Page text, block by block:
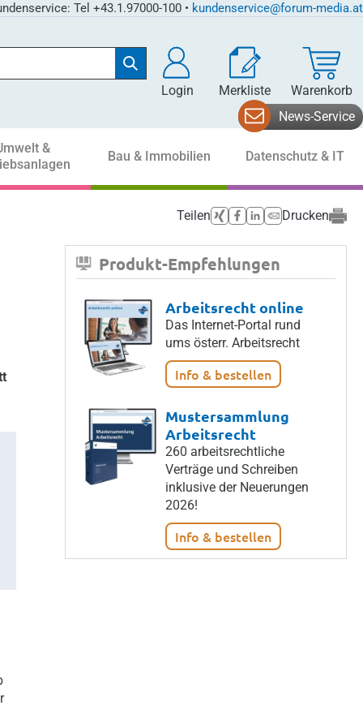
Tel +43.1.97000-100 • kundenservice@forum-media.at
Login Merkliste
Warenkorb
News-Service
&
Bau & Immobilien Datenschutz & IT
Teilen Drucken
Produkt-Empfehlungen
Arbeitsrecht online
Das Internet-Portal rund
ums österr. Arbeitsrecht
Info & bestellen
Mustersammlung
Arbeitsrecht
260 arbeitsrechtliche
Verträge und Schreiben
inklusive der Neuerungen
2026!
Info & bestellen